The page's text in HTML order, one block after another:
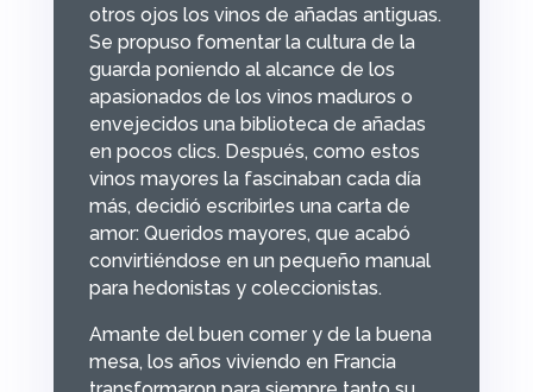
otros ojos los vinos de añadas antiguas.
Se propuso fomentar la cultura de la
guarda poniendo al alcance de los
apasionados de los vinos maduros o
envejecidos una biblioteca de añadas
en pocos clics. Después, como estos
vinos mayores la fascinaban cada día
más, decidió escribirles una carta de
amor: Queridos mayores, que acabó
convirtiéndose en un pequeño manual
para hedonistas y coleccionistas.
Amante del buen comer y de la buena
mesa, los años viviendo en Francia